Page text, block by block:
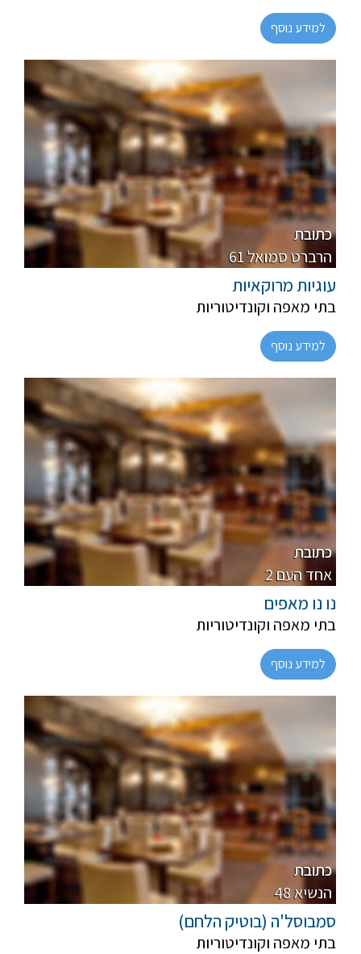
למידע נוסף
רגיל
פרווה, חלבי
כתובת
61 הרברט סמואל
עוגיות מרוקאיות
בתי מאפה וקונדיטוריות
למידע נוסף
מהדרין
פרווה, חלבי
כתובת
2 אחד העם
נו נו מאפים
בתי מאפה וקונדיטוריות
למידע נוסף
מהדרין
חלבי
כתובת
48 הנשיא
סמבוסל'ה (בוטיק הלחם)
בתי מאפה וקונדיטוריות